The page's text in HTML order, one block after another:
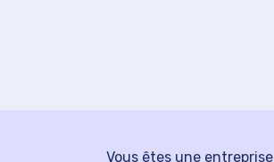
Vous êtes une entreprise